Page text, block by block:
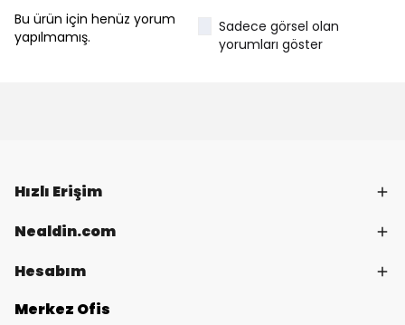
Bu ürün için henüz yorum
yapılmamış.
Sadece görsel olan
yorumları göster
Hızlı Erişim
Nealdin.com
Hesabım
Merkez Ofis